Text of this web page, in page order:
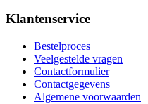
Klantenservice
Bestelproces
Veelgestelde vragen
Contactformulier
Contactgegevens
Algemene voorwaarden